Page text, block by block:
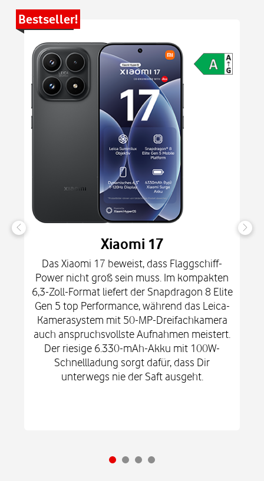
Bestseller!
Xiaomi 17
Das Xiaomi 17 beweist, dass Flaggschiff-
Power nicht groß sein muss. Im kompakten
6,3-Zoll-Format liefert der Snapdragon 8 Elite
Gen 5 top Performance, während das Leica-
Kamerasystem mit 50-MP-Dreifachkamera
auch anspruchsvollste Aufnahmen meistert.
Der riesige 6.330-mAh-Akku mit 100W-
Schnellladung sorgt dafür, dass Dir
unterwegs nie der Saft ausgeht.